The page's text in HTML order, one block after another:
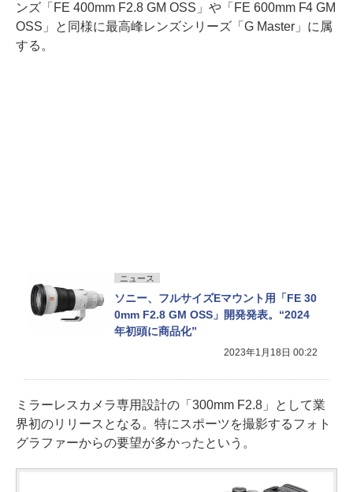
ンズ「FE 400mm F2.8 GM OSS」や「FE 600mm F4 GM
OSS」と同様に最高峰レンズシリーズ「G Master」に属
する。
ニュース
ソニー、フルサイズEマウント用「FE 30
0mm F2.8 GM OSS」開発発表。“2024
年初頭に商品化”
2023年1月18日 00:22
ミラーレスカメラ専用設計の「300mm F2.8」として業
界初のリリースとなる。特にスポーツを撮影するフォト
グラファーからの要望が多かったという。